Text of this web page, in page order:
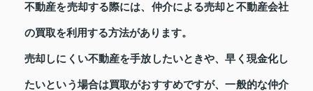
不動産を売却する際には、仲介による売却と不動産会社
の買取を利用する方法があります。
売却しにくい不動産を手放したいときや、早く現金化し
たいという場合は買取がおすすめですが、一般的な仲介